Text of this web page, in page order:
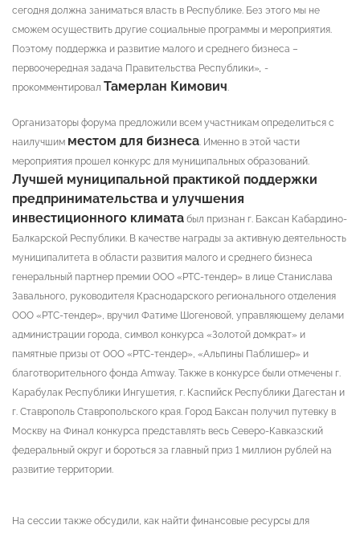
сегодня должна заниматься власть в Республике. Без этого мы не
сможем осуществить другие социальные программы и мероприятия.
Поэтому поддержка и развитие малого и среднего бизнеса –
первоочередная задача Правительства Республики» -
прокомментировал Тамерлан Кимович
Организаторы форума предложили всем участникам определиться с
наилучшим местом для бизнеса . Именно в этой части
мероприятия прошел конкурс для муниципальных образований.
Лучшей муниципальной практикой поддержки
предпринимательства и улучшения
инвестиционного климата был признан г. Баксан Кабардино-
Балкарской Республики. В качестве награды за активную деятельность
муниципалитета в области развития малого и среднего бизнеса
генеральный партнер премии ООО «РТС-тендер» в лице Станислава
Завального, руководителя Краснодарского регионального отделения
ООО «РТС-тендер», вручил Фатиме Шогеновой, управляющему делами
администрации города, символ конкурса «Золотой домкрат» и
памятные призы от ООО «РТС-тендер», «Альпины Паблишер» и
благотворительного фонда Amway. Также в конкурсе были отмечены г.
Карабулак Республики Ингушетия, г. Каспийск Республики Дагестан и
г. Ставрополь Ставропольского края. Город Баксан получил путевку в
Москву на Финал конкурса представлять весь Северо-Кавказский
федеральный округ и бороться за главный приз 1 миллион рублей на
развитие территории.
На сессии также обсудили, как найти финансовые ресурсы для